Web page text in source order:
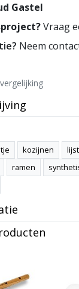
Gastel
Vraag
Neem
kozijnen
ramen